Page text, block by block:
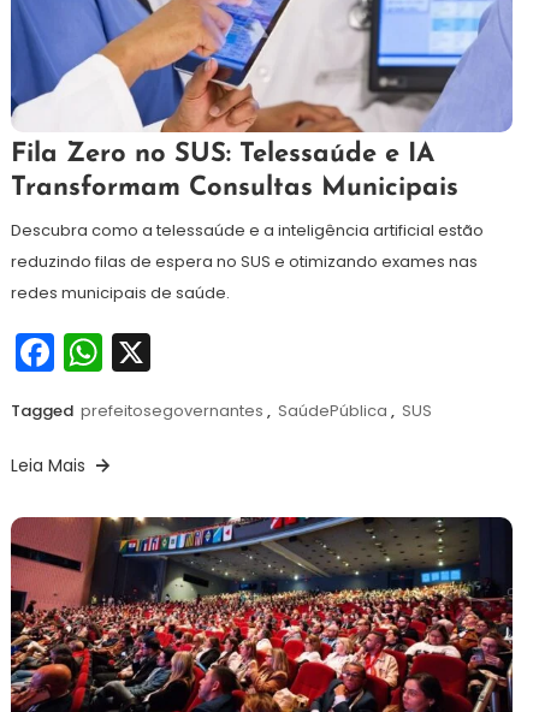
28
de
julho
de
Redação
Fila Zero no SUS: Telessaúde e IA
Transformam Consultas Municipais
Descubra como a telessaúde e a inteligência artificial estão
reduzindo filas de espera no SUS e otimizando exames nas
redes municipais de saúde.
Facebook
WhatsApp
X
Tagged prefeitosegovernantes , SaúdePública , SUS
Leia Mais